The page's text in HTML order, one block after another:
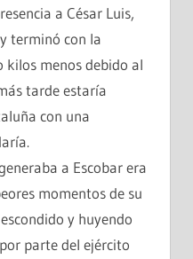
a César Luis,
terminó con la
kilos menos debido al
tarde estaría
con una
a Escobar era
momentos de su
y huyendo
parte del ejército